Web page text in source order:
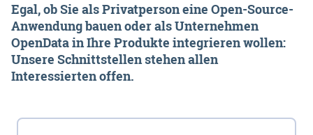
Egal, ob Sie als Privatperson eine Open-Source-
Anwendung bauen oder als Unternehmen
OpenData in Ihre Produkte integrieren wollen:
Unsere Schnittstellen stehen allen
Interessierten offen.